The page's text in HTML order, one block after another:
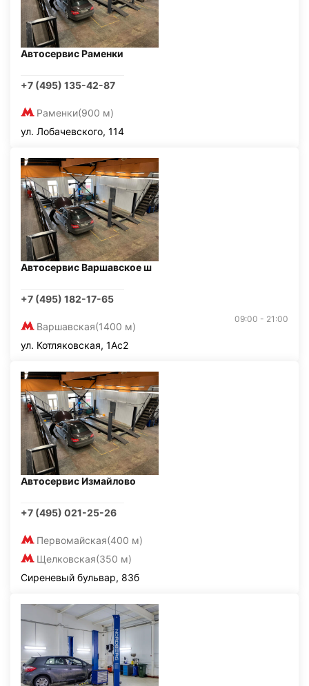
Автосервис Раменки
+7 (495) 135-42-87
Раменки(900 м)
ул. Лобачевского, 114
Автосервис Варшавское ш
+7 (495) 182-17-65
Варшавская(1400 м)
09:00 - 21:00
ул. Котляковская, 1Ас2
Автосервис Измайлово
+7 (495) 021-25-26
Первомайская(400 м)
Щелковская(350 м)
Сиреневый бульвар, 83б